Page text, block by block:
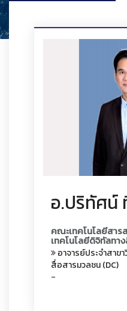
อ.ปริทัศน์
คณะเทคโนโลยีสาร
เทคโนโลยีดิจิทัลทา
อาจารย์ประจำสาข
สื่อสารมวลชน (DC)
-